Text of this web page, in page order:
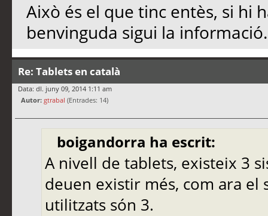
Això és el que tinc entès, si hi
benvinguda sigui la informació.
Re: Tablets en català
Data: dl. juny 09, 2014 1:11 am
Autor: gtrabal (Entrades: 14)
boigandorra ha escrit:
A nivell de tablets, existeix 3
deuen existir més, com ara el
utilitzats són 3.